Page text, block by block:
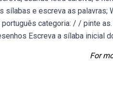
sílabas e escreva as
categoria: / / pinte
Escreva a sílaba inicial
For